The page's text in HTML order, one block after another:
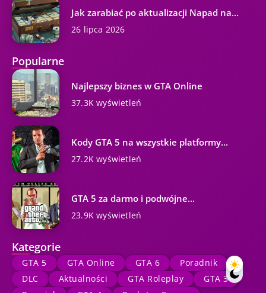
Jak zarabiać po aktualizacji Napad na...
26 lipca 2026
Popularne
Najlepszy biznes w GTA Online
37.3K wyświetleń
Kody GTA 5 na wszystkie platformy...
27.2K wyświetleń
GTA 5 za darmo i podwójne...
23.9K wyświetleń
Kategorie
GTA 5 GTA Online GTA 6
Poradnik
DLC
Aktualności GTA Roleplay
GTA 3